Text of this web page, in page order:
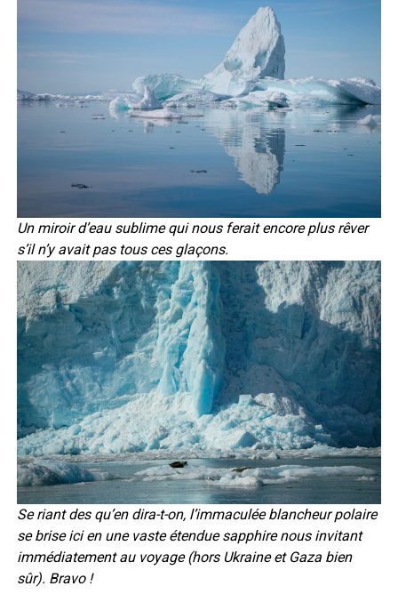
Un miroir d’eau sublime qui nous ferait encore plus rêver
s’il n’y avait pas tous ces glaçons.
Se riant des qu’en dira-t-on, l’immaculée blancheur polaire
se brise ici en une vaste étendue sapphire nous invitant
immédiatement au voyage (hors Ukraine et Gaza bien
sûr). Bravo !